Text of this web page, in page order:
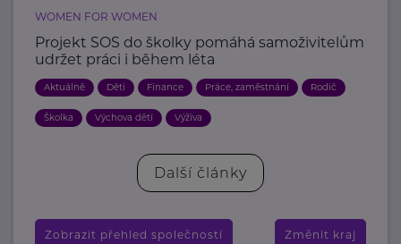
WOMEN FOR WOMEN
Projekt SOS do školky pomáhá samoživitelům
udržet práci i během léta
Aktuálně Děti Finance Práce, zaměstnání Rodič
Školka Výchova dětí Výživa
Další články
Zobrazit přehled společností Změnit kraj